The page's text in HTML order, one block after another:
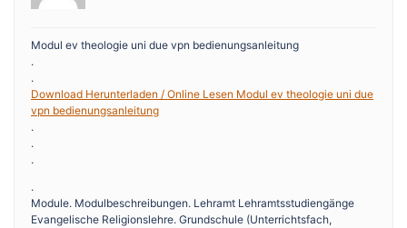
Modul ev theologie uni due vpn bedienungsanleitung
.
.
Download Herunterladen / Online Lesen Modul ev theologie uni due
vpn bedienungsanleitung
.
.
.
.
Module. Modulbeschreibungen. Lehramt Lehramtsstudiengänge
Evangelische Religionslehre. Grundschule (Unterrichtsfach,